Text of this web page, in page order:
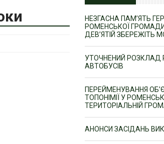
НЕЗГАСНА ПАМ’ЯТЬ
РОМЕНСЬКОЇ
ДЕВ’ЯТІЙ ЗБЕРЕЖІТЬ
УТОЧНЕНИЙ РОЗКЛАД
АВТОБУСІВ
ПЕРЕЙМЕНУВАННЯ
ТОПОНІМІЇ У
ТЕРИТОРІАЛЬНІЙ
АНОНСИ ЗАСІДАНЬ